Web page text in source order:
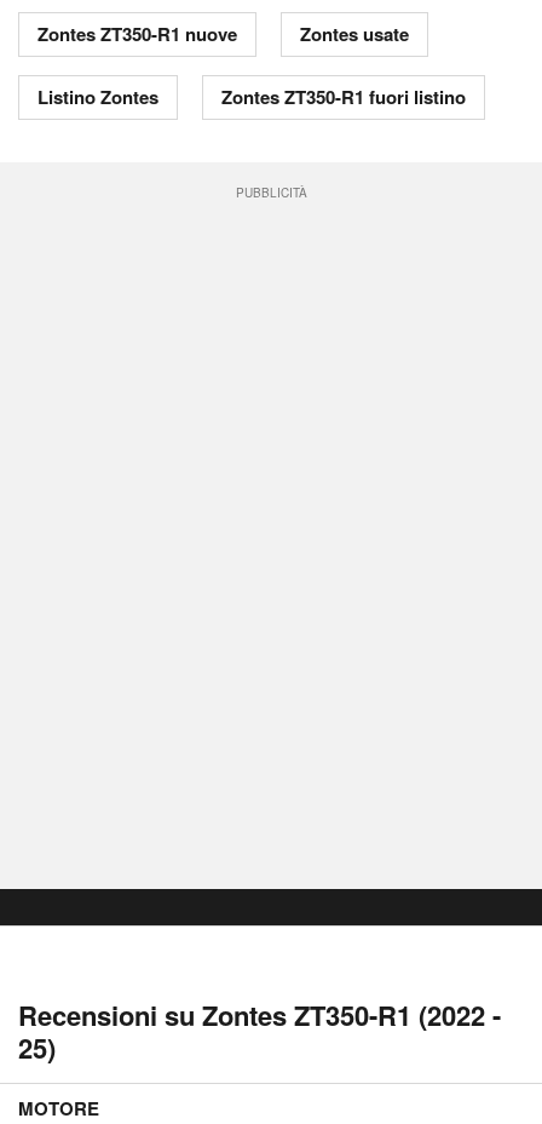
Zontes ZT350-R1 nuove Zontes usate
Listino Zontes Zontes ZT350-R1 fuori listino
PUBBLICITÀ
Recensioni su Zontes ZT350-R1 (2022 -
25)
MOTORE